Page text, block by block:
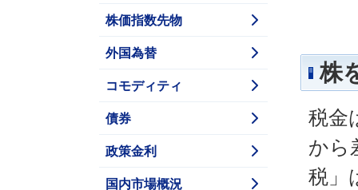
株価指数先物
外国為替
コモディティ
債券
政策金利
国内市場概況
株
税金
から
税」